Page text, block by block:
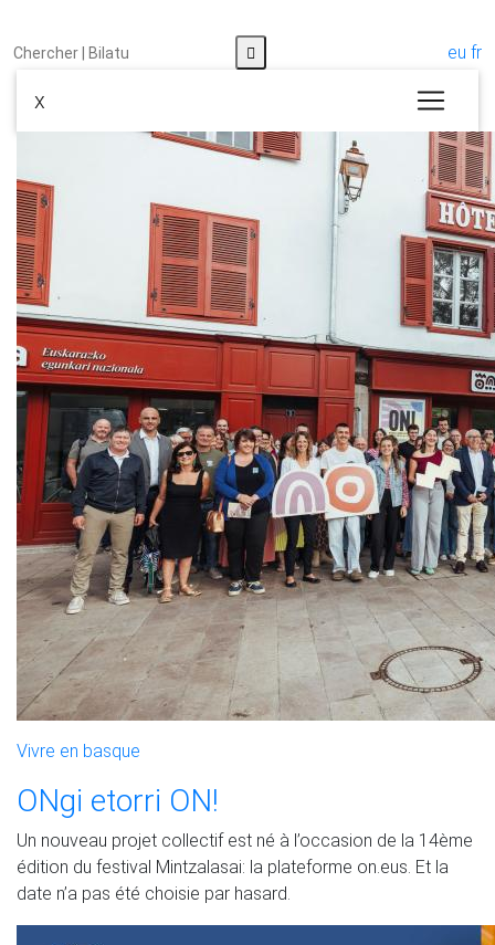
eu fr
x
Vivre en basque
ONgi etorri ON!
Un nouveau projet collectif est né à l’occasion de la 14ème
édition du festival Mintzalasai: la plateforme on.eus. Et la
date n’a pas été choisie par hasard.